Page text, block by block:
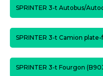
SPRINTER 3-t Autobus/
SPRINTER 3-t Camion
SPRINTER 3-t Fourgon